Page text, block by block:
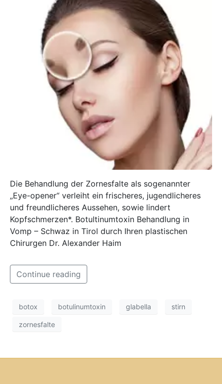
Die Behandlung der Zornesfalte als sogenannter
„Eye-opener“ verleiht ein frischeres, jugendlicheres
und freundlicheres Aussehen, sowie lindert
Kopfschmerzen*. Botultinumtoxin Behandlung in
Vomp – Schwaz in Tirol durch Ihren plastischen
Chirurgen Dr. Alexander Haim
Continue reading
botox botulinumtoxin glabella stirn
zornesfalte